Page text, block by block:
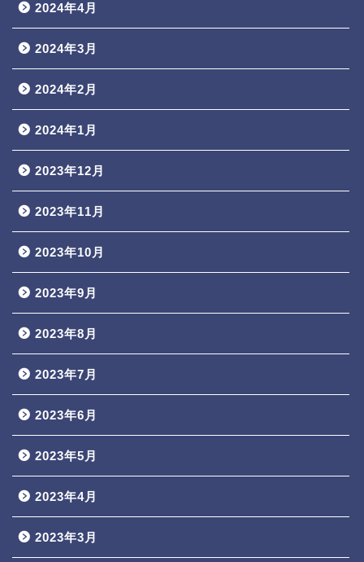
2024年4月
2024年3月
2024年2月
2024年1月
2023年12月
2023年11月
2023年10月
2023年9月
2023年8月
2023年7月
2023年6月
2023年5月
2023年4月
2023年3月